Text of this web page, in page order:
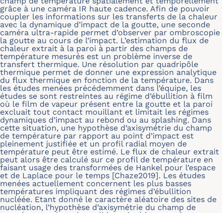
grâce à une caméra IR haute cadence. Afin de pouvoir
coupler les informations sur les transferts de la chaleur
avec la dynamique d’impact de la goutte, une seconde
caméra ultra-rapide permet d’observer par ombroscopie
la goutte au cours de l’impact. L’estimation du flux de
chaleur extrait à la paroi à partir des champs de
température mesurés est un problème inverse de
transfert thermique. Une résolution par quadripôle
thermique permet de donner une expression analytique
du flux thermique en fonction de la température. Dans
les études menées précédemment dans l’équipe, les
études se sont restreintes au régime d’ébullition à film
où le film de vapeur présent entre la goutte et la paroi
excluait tout contact mouillant et limitait les régimes
dynamiques d’impact au rebond ou au splashing. Dans
cette situation, une hypothèse d’axisymétrie du champ
de température par rapport au point d’impact est
pleinement justifiée et un profil radial moyen de
température peut être estimé. Le flux de chaleur extrait
peut alors être calculé sur ce profil de température en
faisant usage des transformées de Hankel pour l’espace
et de Laplace pour le temps [Chaze2019]. Les études
menées actuellement concernent les plus basses
températures impliquant des régimes d’ébullition
nucléée. Etant donné le caractère aléatoire des sites de
nucléation, l’hypothèse d’axisymétrie du champ de